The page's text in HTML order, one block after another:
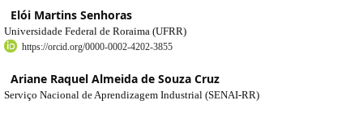
Elói Martins Senhoras
Universidade Federal de Roraima (UFRR)
https://orcid.org/0000-0002-4202-3855
Ariane Raquel Almeida de Souza Cruz
Serviço Nacional de Aprendizagem Industrial (SENAI-RR)